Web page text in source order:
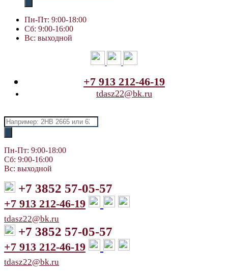
Пн-Пт: 9:00-18:00
Сб: 9:00-16:00
Вс: выходной
+7 913 212-46-19
tdasz22@bk.ru
Поиск
товаров
Пн-Пт: 9:00-18:00
Сб: 9:00-16:00
Вс: выходной
+7 3852 57-05-57
+7 913 212-46-19
tdasz22@bk.ru
+7 3852 57-05-57
+7 913 212-46-19
tdasz22@bk.ru